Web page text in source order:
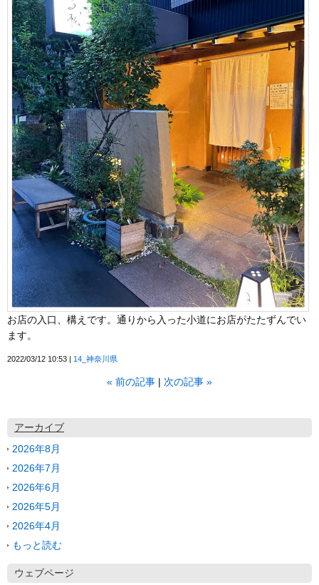
お店の入口、構えです。通りから入った小道にお店がたたずんでい
ます。
2022/03/12 10:53 14_神奈川県
« 前の記事 次の記事 »
アーカイブ
2026年8月
2026年7月
2026年6月
2026年5月
2026年4月
もっと読む
ウェブページ